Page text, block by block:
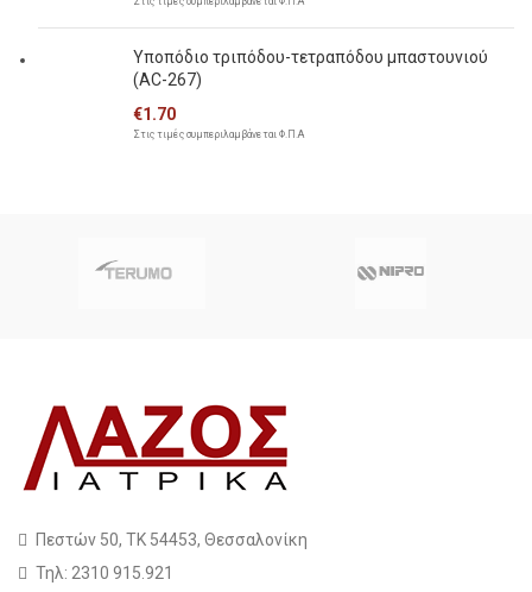
Υποπόδιο τριπόδου-τετραπόδου μπαστουνιού
(AC-267)
€1.70
Στις τιμές συμπεριλαμβάνεται Φ.Π.Α
Πεστών 50, ΤΚ 54453, Θεσσαλονίκη
Τηλ: 2310 915.921